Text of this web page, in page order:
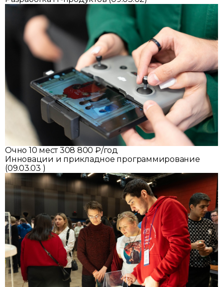
Очно 10 мест 308 800 ₽/год
Инновации и прикладное программирование
(09.03.03 )